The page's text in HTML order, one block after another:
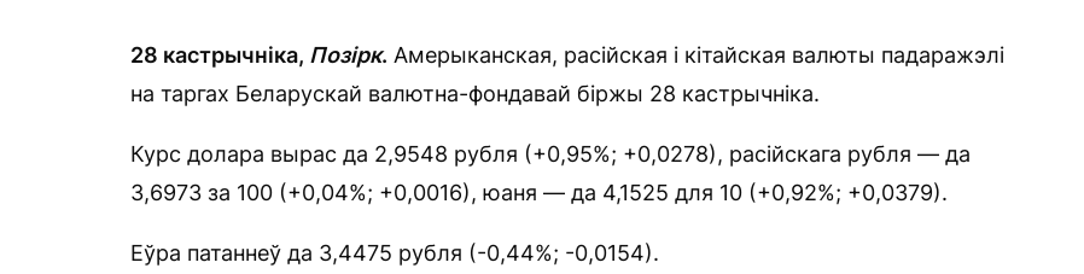
28 кастрычніка, Позірк. Амерыканская, расійская і кітайская валюты падаражэлі
на таргах Беларускай валютна-фондавай біржы 28 кастрычніка.
Курс долара вырас да 2,9548 рубля (+0,95%; +0,0278), расійскага рубля — да
3,6973 за 100 (+0,04%; +0,0016), юаня — да 4,1525 для 10 (+0,92%; +0,0379).
Еўра патаннеў да 3,4475 рубля (-0,44%; -0,0154).